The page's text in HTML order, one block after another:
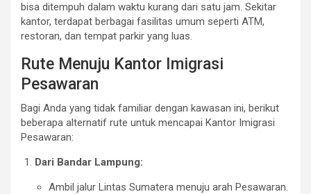
bisa ditempuh dalam waktu kurang dari satu jam. Sekitar
kantor, terdapat berbagai fasilitas umum seperti ATM,
restoran, dan tempat parkir yang luas.
Rute Menuju Kantor Imigrasi
Pesawaran
Bagi Anda yang tidak familiar dengan kawasan ini, berikut
beberapa alternatif rute untuk mencapai Kantor Imigrasi
Pesawaran:
Dari Bandar Lampung:
Ambil jalur Lintas Sumatera menuju arah Pesawaran.